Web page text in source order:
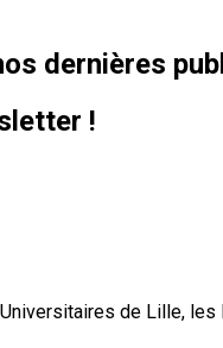
dernières
!
de Lille,